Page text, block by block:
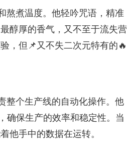
熬煮温度。他轻吟咒语，精准
醇厚的香气，又不至于流失营
，但📌又不失二次元特有的🔥
整个生产线的自动化操作。他
确保生产的效率和稳定性。当
他手中的数据在运转。